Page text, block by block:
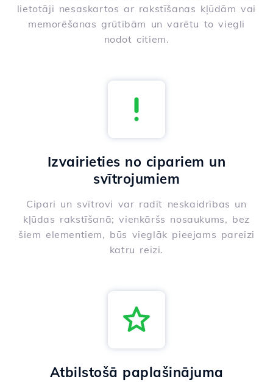
lietotāji nesaskartos ar rakstīšanas kļūdām vai
memorēšanas grūtībām un varētu to viegli
nodot citiem.
Izvairieties no cipariem un
svītrojumiem
Cipari un svītrovi var radīt neskaidrības un
kļūdas rakstīšanā; vienkāršs nosaukums, bez
šiem elementiem, būs vieglāk pieejams pareizi
katru reizi.
Atbilstošā paplašinājuma